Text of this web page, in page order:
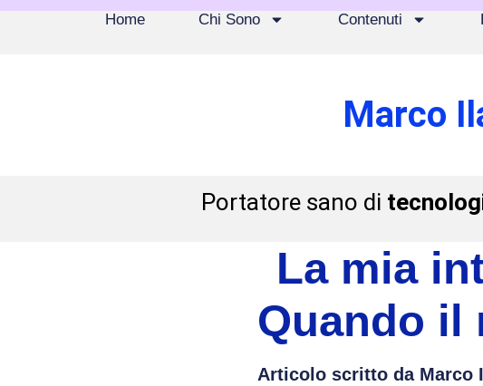
Home Chi Sono Contenuti
Marco
Portatore sano di
La mia
Quando il
Articolo scritto daMarco